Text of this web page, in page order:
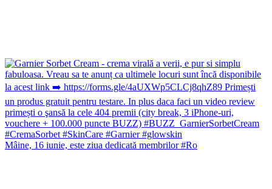
Mâine, 16 iunie, este ziua dedicată membrilor #Ro